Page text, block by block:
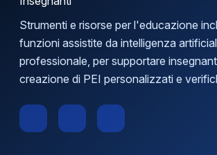
Strumenti e risorse per l'educazione
funzioni assistite da intelligenza
professionale, per supportare
creazione di PEI personalizzati e